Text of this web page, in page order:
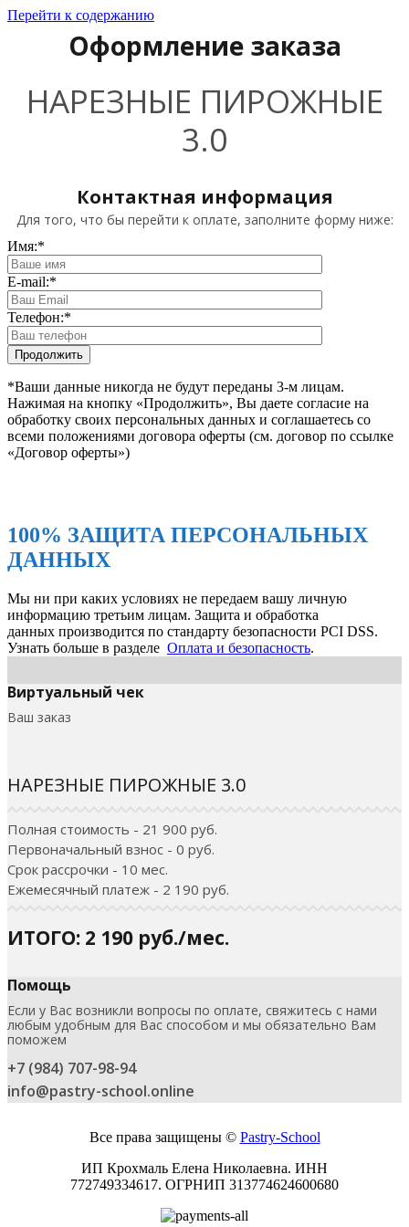
Перейти к содержанию
Оформление заказа
НАРЕЗНЫЕ ПИРОЖНЫЕ
3.0
Контактная информация
Для того, что бы перейти к оплате, заполните форму ниже:
Имя:*
E-mail:*
Телефон:*
*Ваши данные никогда не будут переданы 3-м лицам.
Нажимая на кнопку «Продолжить», Вы даете согласие на
обработку своих персональных данных и соглашаетесь со
всеми положениями договора оферты (см. договор по ссылке
«Договор оферты»)
100% ЗАЩИТА ПЕРСОНАЛЬНЫХ
ДАННЫХ
Мы ни при каких условиях не передаем вашу личную
информацию третьим лицам. Защита и обработка
данных производится по стандарту безопасности PCI DSS.
Узнать больше в разделе Оплата и безопасность.
Виртуальный чек
Ваш заказ
НАРЕЗНЫЕ ПИРОЖНЫЕ 3.0
Полная стоимость - 21 900 руб.
Первоначальный взнос - 0 руб.
Срок рассрочки - 10 мес.
Ежемесячный платеж - 2 190 руб.
ИТОГО: 2 190 руб./мес.
Помощь
Если у Вас возникли вопросы по оплате, свяжитесь с нами
любым удобным для Вас способом и мы обязательно Вам
поможем
+7 (984) 707-98-94
info@pastry-school.online
Все права защищены © Pаstry-School
ИП Крохмаль Елена Николаевна. ИНН
772749334617. ОГРНИП 313774624600680